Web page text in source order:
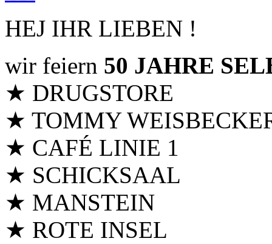
HEJ IHR LIEBEN !
wir feiern 50 JAHRE
★ DRUGSTORE
★ TOMMY
★ CAFÉ LINIE 1
★ SCHICKSAAL
★ MANSTEIN
★ ROTE INSEL